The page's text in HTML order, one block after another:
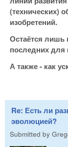
(технических)
изобретений.
Остаётся лишь
последних
А также - как
Re: Есть ли
эволюцией?
Submitted by